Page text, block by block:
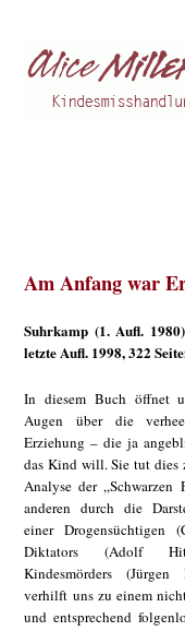
Am Anfang war
Suhrkamp (1. Aufl.
letzte Aufl. 1998, 322
In diesem Buch öffnet
Augen über die
Erziehung – die ja
das Kind will. Sie tut dies
Analyse der „Schwarzen
anderen durch die
einer Drogensüchtigen
Diktators (Adolf
Kindesmörders
verhilft uns zu einem
und entsprechend